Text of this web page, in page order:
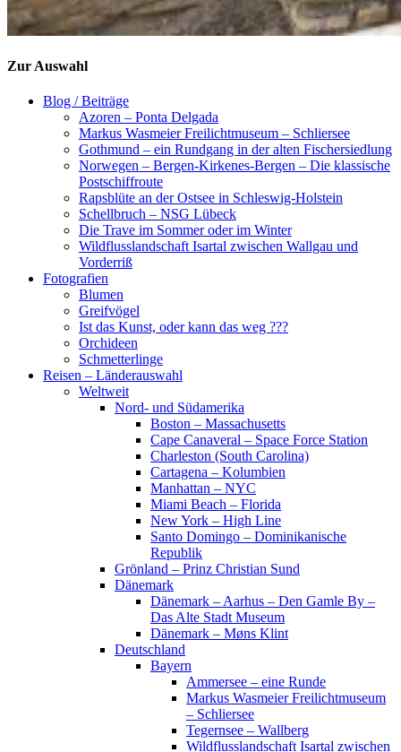
Zur Auswahl
Blog / Beiträge
Azoren – Ponta Delgada
Markus Wasmeier Freilichtmuseum – Schliersee
Gothmund – ein Rundgang in der alten Fischersiedlung
Norwegen – Bergen-Kirkenes-Bergen – Die klassische
Postschiffroute
Rapsblüte an der Ostsee in Schleswig-Holstein
Schellbruch – NSG Lübeck
Die Trave im Sommer oder im Winter
Wildflusslandschaft Isartal zwischen Wallgau und
Vorderriß
Fotografien
Blumen
Greifvögel
Ist das Kunst, oder kann das weg ???
Orchideen
Schmetterlinge
Reisen – Länderauswahl
Weltweit
Nord- und Südamerika
Boston – Massachusetts
Cape Canaveral – Space Force Station
Charleston (South Carolina)
Cartagena – Kolumbien
Manhattan – NYC
Miami Beach – Florida
New York – High Line
Santo Domingo – Dominikanische
Republik
Grönland – Prinz Christian Sund
Dänemark
Dänemark – Aarhus – Den Gamle By –
Das Alte Stadt Museum
Dänemark – Møns Klint
Deutschland
Bayern
Ammersee – eine Runde
Markus Wasmeier Freilichtmuseum
– Schliersee
Tegernsee – Wallberg
Wildflusslandschaft Isartal zwischen